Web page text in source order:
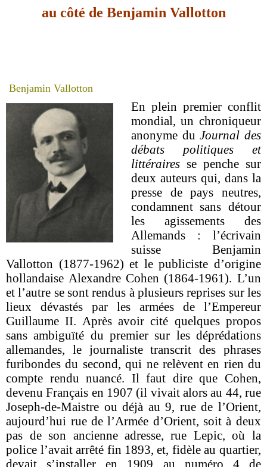
au côté de Benjamin Vallotton
Benjamin Vallotton
En plein premier conflit
mondial, un chroniqueur
anonyme duJournal des
débats politiques et
littérairesse penche sur
deux auteurs qui, dans la
presse de pays neutres,
condamnent sans détour
les agissements des
Allemands : l’écrivain
suisse Benjamin
Vallotton (1877-1962) et le publiciste d’origine
hollandaise Alexandre Cohen (1864-1961). L’un
et l’autre se sont rendus à plusieurs reprises sur les
lieux dévastés par les armées de l’Empereur
Guillaume II. Après avoir cité quelques propos
sans ambiguïté du premier sur les déprédations
allemandes, le journaliste transcrit des phrases
furibondes du second, qui ne relèvent en rien du
compte rendu nuancé. Il faut dire que Cohen,
devenu Français en 1907 (il vivait alors au 44, rue
Joseph-de-Maistre ou déjà au 9, rue de l’Orient,
aujourd’hui rue de l’Armée d’Orient, soit à deux
pas de son ancienne adresse, rue Lepic, où la
police l’avait arrêté fin 1893, et, fidèle au quartier,